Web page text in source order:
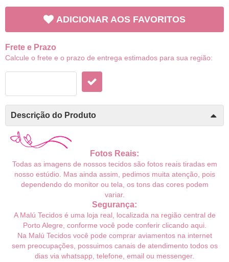
ADICIONAR AOS FAVORITOS
Frete e Prazo
Calcule o frete e o prazo de entrega estimados para sua região:
Descrição do Produto
Fotos Reais:
Todas as imagens de nossos tecidos são fotos reais tiradas em
nosso estúdio. Mas ainda assim, pedimos muita atenção, pois
dependendo do monitor ou tela, os tons das cores podem
variar.
Segurança:
A Malú Tecidos é uma loja real, localizada na região central de
Porto Alegre, conforme você pode conferir clicando aqui.
Na Malú Tecidos você pode comprar aviamentos na internet
sem preocupações, possuimos canais de atendimento todos os
dias via whatsapp, telefone, email ou messenger.